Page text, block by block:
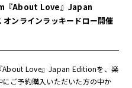
『About Love』Japan
ンラインラッキードロー開催
Love』Japan Editionを、楽
ご予約購入いただいた方の中か